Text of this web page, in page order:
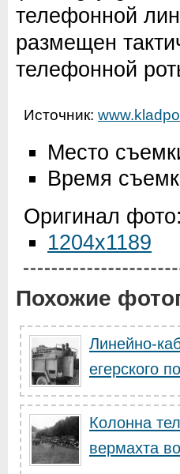
телефонной
размещен
телефонной
Источник:
Место
Время
Оригинал фото:
1204x1189
Похожие
Линейно-
егерского
Колонна
вермахта